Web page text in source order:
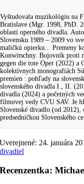
Vyštudovala muzikológiu na
Bratislave (Mgr. 1998, PhD.
oblasti operného divadla.
Slovensku 1989 – 2009 vo
maličkú opierku... Premeny
Konwitschny. Bojovník proti
gegen die tote Oper (2022) a
kolektívnych monografiách
premien : pohľady na
slovenského divadla I., II.
divadla (2024) a početných
filmovej vedy CVU SAV. Je
Slovenské divadlo (od
predsedníčkou Slovenského
Uverejnené: 24. januára
divadiel
Recenzentka: